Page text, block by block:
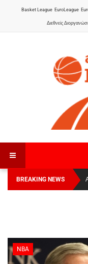
Basket League EuroLeague
Διεθνείς
BREAKING NEWS
Οι
NBA